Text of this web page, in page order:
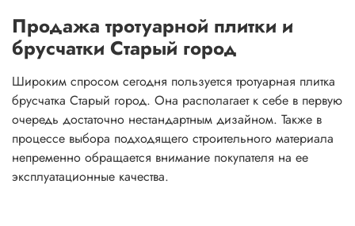
Продажа тротуарной плитки и
брусчатки Старый город
Широким спросом сегодня пользуется тротуарная плитка
брусчатка Старый город. Она располагает к себе в первую
очередь достаточно нестандартным дизайном. Также в
процессе выбора подходящего строительного материала
непременно обращается внимание покупателя на ее
эксплуатационные качества.